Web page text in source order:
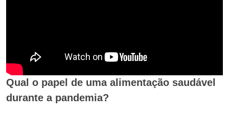
Qual o papel de uma alimentação saudável
durante a pandemia?